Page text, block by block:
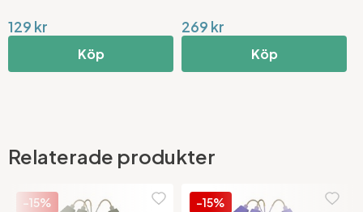
129 kr
Köp
269 kr
Köp
Relaterade produkter
-15% -15%